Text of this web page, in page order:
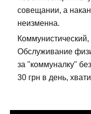
совещании, а
неизменна.
Обслуживание
за "коммуналку"
30 грн в день,